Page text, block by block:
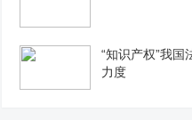
“知识产权”我
力度